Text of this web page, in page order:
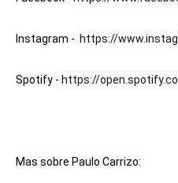
Instagram - https://
Spotify - https://
Mas sobre Paulo Carrizo: